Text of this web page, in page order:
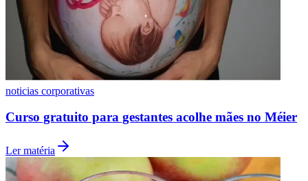
noticias corporativas
Curso gratuito para gestantes acolhe mães no Méier
Ler matéria